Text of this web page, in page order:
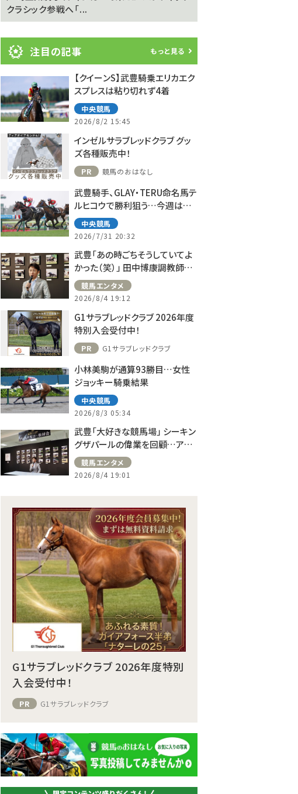
クラシック参戦へ「...
注目の記事 もっと見る
【クイーンS】武豊騎乗エリカエク
スプレスは粘り切れず4着
中央競馬
2026/8/2 15:45
インゼルサラブレッドクラブ グッ
ズ各種販売中！
PR 競馬のおはなし
武豊騎手、GLAY・TERU命名馬テ
ルヒコウで勝利狙う…今週は札
幌で10鞍
中央競馬
2026/7/31 20:32
武豊「あの時ごちそうしていてよ
かった（笑）」 田中博康調教師と
のフランスでの思い出を語る
競馬エンタメ
2026/8/4 19:12
G1サラブレッドクラブ 2026年度
特別入会受付中！
PR G1サラブレッドクラブ
小林美駒が通算93勝目…女性
ジョッキー騎乗結果
中央競馬
2026/8/3 05:34
武豊「大好きな競馬場」 シーキン
グザパールの偉業を回顧…アス
コット、ドーヴィルへの思い語る
競馬エンタメ
2026/8/4 19:01
G1サラブレッドクラブ 2026年度特別
入会受付中！
PR G1サラブレッドクラブ